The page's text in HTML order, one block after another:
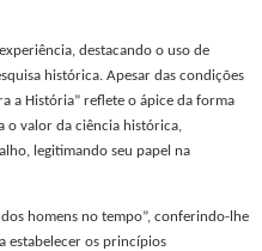
destacando o uso de
histórica. Apesar das condições
a História” reflete o ápice da forma
o valor da ciência histórica,
legitimando seu papel na
homens no tempo”, conferindo-lhe
estabelecer os princípios